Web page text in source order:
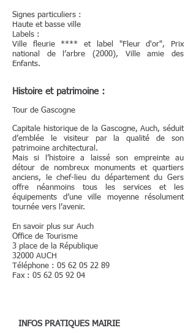
Signes particuliers :
Haute et basse ville
Labels :
Ville fleurie **** et label "Fleur d'or", Prix
national de l’arbre (2000), Ville amie des
Enfants.
Histoire et patrimoine :
Tour de Gascogne
Capitale historique de la Gascogne, Auch, séduit
d’emblée le visiteur par la qualité de son
patrimoine architectural.
Mais si l’histoire a laissé son empreinte au
détour de nombreux monuments et quartiers
anciens, le chef-lieu du département du Gers
offre néanmoins tous les services et les
équipements d’une ville moyenne résolument
tournée vers l’avenir.
En savoir plus sur Auch
Office de Tourisme
3 place de la République
32000 AUCH
Téléphone : 05 62 05 22 89
Fax : 05 62 05 92 04
INFOS PRATIQUES MAIRIE